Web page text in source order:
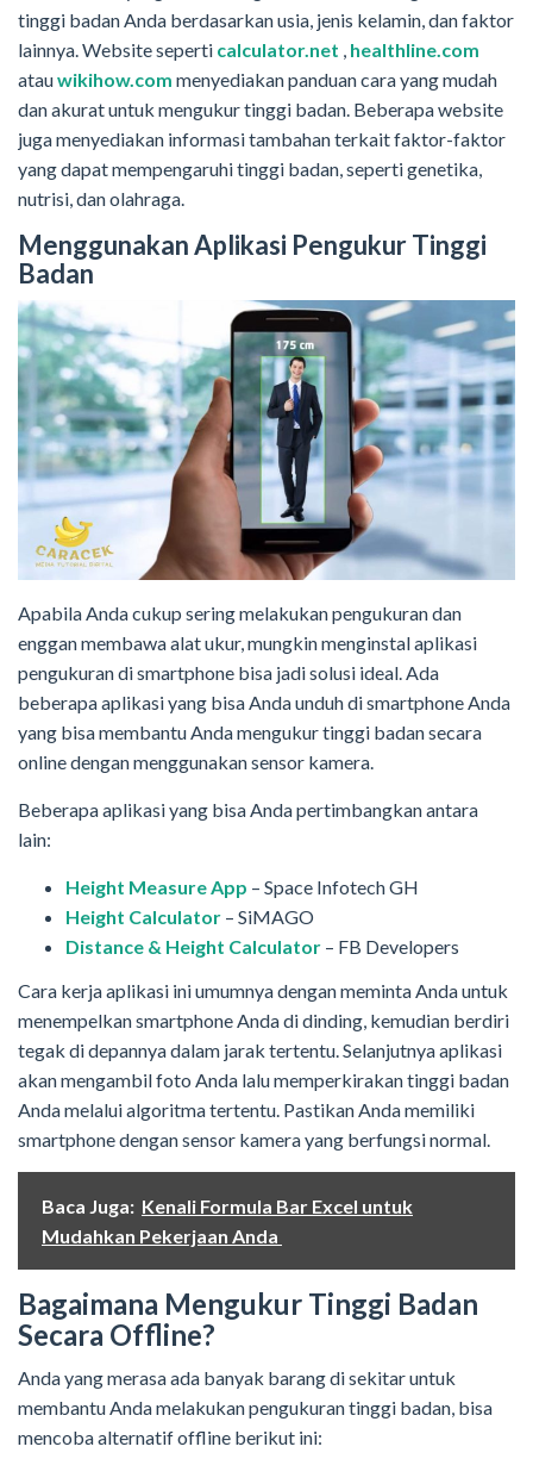
tinggi badan Anda berdasarkan usia, jenis kelamin, dan faktor
lainnya. Website seperti calculator.net , healthline.com
atauwikihow.com menyediakan panduan cara yang mudah
dan akurat untuk mengukur tinggi badan. Beberapa website
juga menyediakan informasi tambahan terkait faktor-faktor
yang dapat mempengaruhi tinggi badan, seperti genetika,
nutrisi, dan olahraga.
Menggunakan Aplikasi Pengukur Tinggi
Badan
Apabila Anda cukup sering melakukan pengukuran dan
enggan membawa alat ukur, mungkin menginstal aplikasi
pengukuran di smartphone bisa jadi solusi ideal. Ada
beberapa aplikasi yang bisa Anda unduh di smartphone Anda
yang bisa membantu Anda mengukur tinggi badan secara
online dengan menggunakan sensor kamera.
Beberapa aplikasi yang bisa Anda pertimbangkan antara
lain:
Height Measure App – Space Infotech GH
Height Calculator – SiMAGO
Distance & Height Calculator – FB Developers
Cara kerja aplikasi ini umumnya dengan meminta Anda untuk
menempelkan smartphone Anda di dinding, kemudian berdiri
tegak di depannya dalam jarak tertentu. Selanjutnya aplikasi
akan mengambil foto Anda lalu memperkirakan tinggi badan
Anda melalui algoritma tertentu. Pastikan Anda memiliki
smartphone dengan sensor kamera yang berfungsi normal.
Baca Juga: Kenali Formula Bar Excel untuk
Mudahkan Pekerjaan Anda
Bagaimana Mengukur Tinggi Badan
Secara Offline?
Anda yang merasa ada banyak barang di sekitar untuk
membantu Anda melakukan pengukuran tinggi badan, bisa
mencoba alternatif offline berikut ini: